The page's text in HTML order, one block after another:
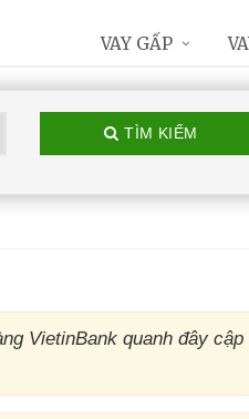
TÌM KIẾM
VietinBank quanh đây cập
VAY GẤP